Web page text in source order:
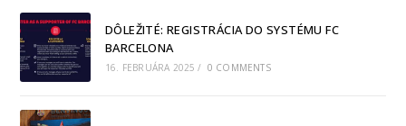
DÔLEŽITÉ: REGISTRÁCIA DO SYSTÉMU FC
BARCELONA
16. FEBRUÁRA 2025 / 0 COMMENTS